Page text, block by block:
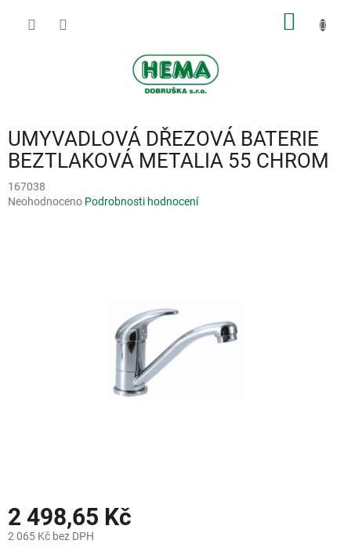
UMYVADLOVÁ DŘEZOVÁ BATERIE
BEZTLAKOVÁ METALIA 55 CHROM
167038
Průměrné
Neohodnoceno Podrobnosti hodnocení
2 498,65 Kč
2 065 Kč bez DPH